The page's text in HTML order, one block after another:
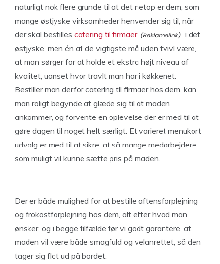
naturligt nok flere grunde til at det netop er dem, som
mange østjyske virksomheder henvender sig til, når
der skal bestilles catering til firmaer
i det
østjyske, men én af de vigtigste må uden tvivl være,
at man sørger for at holde et ekstra højt niveau af
kvalitet, uanset hvor travlt man har i køkkenet.
Bestiller man derfor catering til firmaer hos dem, kan
man roligt begynde at glæde sig til at maden
ankommer, og forvente en oplevelse der er med til at
gøre dagen til noget helt særligt. Et varieret menukort
udvalg er med til at sikre, at så mange medarbejdere
som muligt vil kunne sætte pris på maden.
Der er både mulighed for at bestille aftensforplejning
og frokostforplejning hos dem, alt efter hvad man
ønsker, og i begge tilfælde tør vi godt garantere, at
maden vil være både smagfuld og velanrettet, så den
tager sig flot ud på bordet.